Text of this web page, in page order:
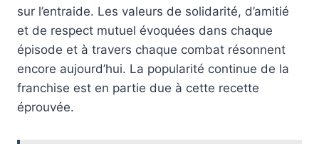
sur l’entraide. Les valeurs de solidarité, d’amitié
et de respect mutuel évoquées dans chaque
épisode et à travers chaque combat résonnent
encore aujourd’hui. La popularité continue de la
franchise est en partie due à cette recette
éprouvée.